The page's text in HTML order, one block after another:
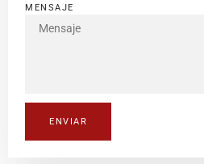
MENSAJE
ENVIAR